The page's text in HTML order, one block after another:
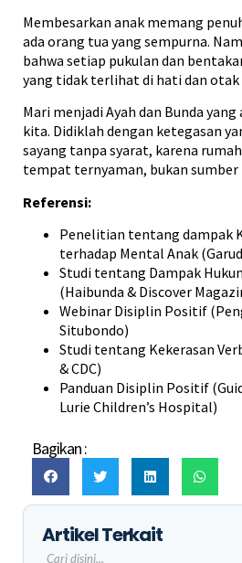
Membesarkan anak memang
ada orang tua yang sempurna.
bahwa setiap pukulan dan
yang tidak terlihat di hati dan otak
Mari menjadi Ayah dan Bunda
kita. Didiklah dengan ketegasan
sayang tanpa syarat, karena
tempat ternyaman, bukan
Referensi:
Penelitian tentang dampak
terhadap Mental Anak
Studi tentang Dampak
(Haibunda & Discover
Webinar Disiplin Positif
Situbondo)
Studi tentang Kekerasan
& CDC)
Panduan Disiplin Positif
Lurie Children’s Hospital)
Bagikan :
Artikel Terkait